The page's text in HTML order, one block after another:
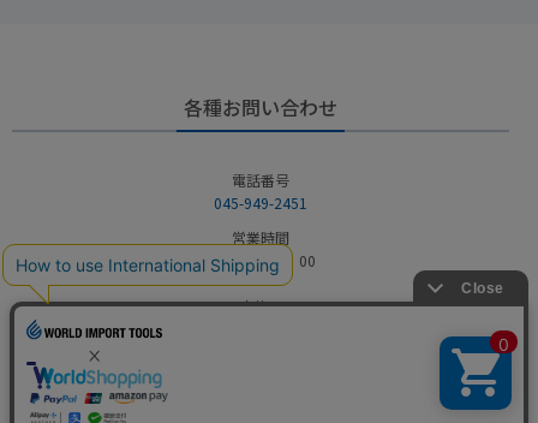
各種お問い合わせ
電話番号
045-949-2451
営業時間
10：00～19：00
定休日
お問い合わせフォームからお問い合わせ